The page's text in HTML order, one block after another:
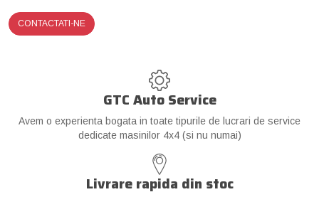
CONTACTATI-NE
GTC Auto Service
Avem o experienta bogata in toate tipurile de lucrari de service
dedicate masinilor 4x4 (si nu numai)
Livrare rapida din stoc